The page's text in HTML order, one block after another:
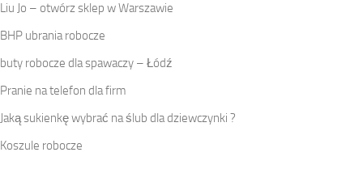
Liu Jo – otwórz sklep w Warszawie
BHP ubrania robocze
buty robocze dla spawaczy – Łódź
Pranie na telefon dla firm
Jaką sukienkę wybrać na ślub dla dziewczynki ?
Koszule robocze